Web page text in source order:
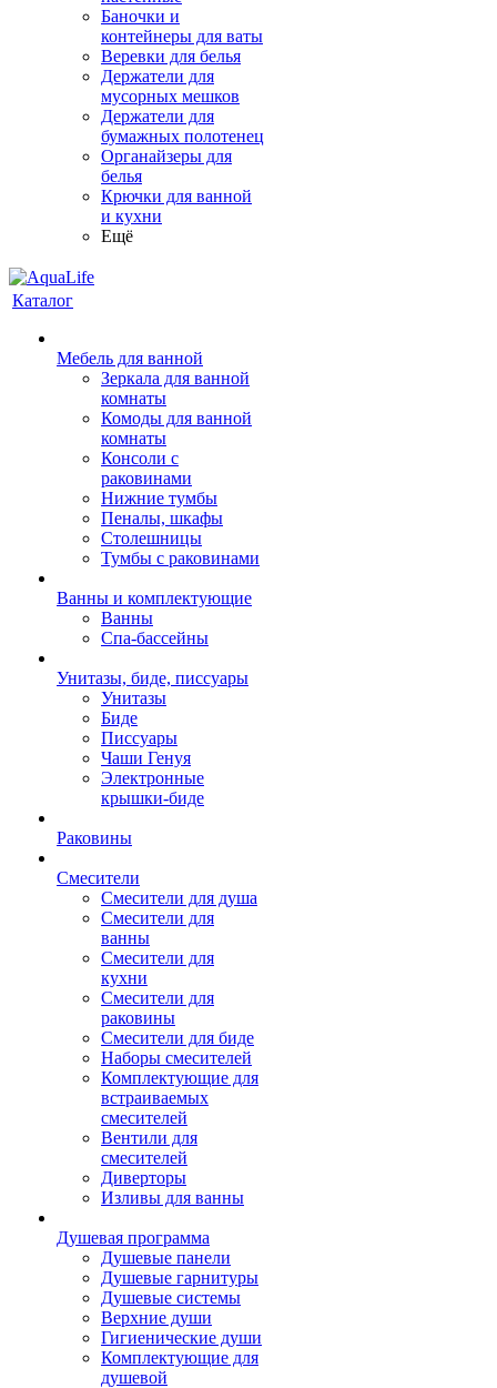
Баночки и
контейнеры для ваты
Веревки для белья
Держатели для
мусорных мешков
Держатели для
бумажных полотенец
Органайзеры для
белья
Крючки для ванной
и кухни
Ещё
Каталог
Мебель для ванной
Зеркала для ванной
комнаты
Комоды для ванной
комнаты
Консоли с
раковинами
Нижние тумбы
Пеналы, шкафы
Столешницы
Тумбы с раковинами
Ванны и комплектующие
Ванны
Спа-бассейны
Унитазы, биде, писсуары
Унитазы
Биде
Писсуары
Чаши Генуя
Электронные
крышки-биде
Раковины
Смесители
Смесители для душа
Смесители для
ванны
Смесители для
кухни
Смесители для
раковины
Смесители для биде
Наборы смесителей
Комплектующие для
встраиваемых
смесителей
Вентили для
смесителей
Диверторы
Изливы для ванны
Душевая программа
Душевые панели
Душевые гарнитуры
Душевые системы
Верхние души
Гигиенические души
Комплектующие для
душевой